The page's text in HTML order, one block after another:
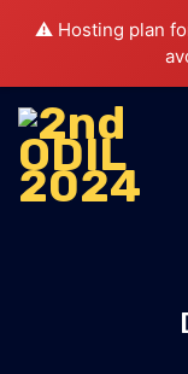
⚠️ Hosting plan